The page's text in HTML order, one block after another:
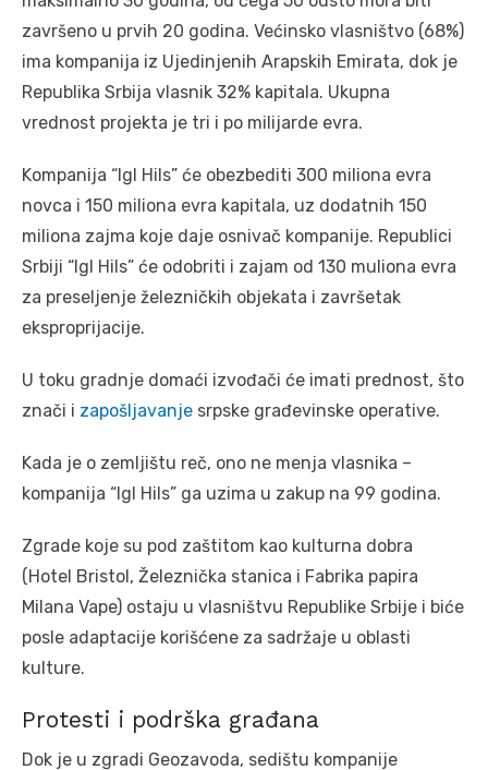
završeno u prvih 20 godina. Većinsko vlasništvo (68%)
ima kompanija iz Ujedinjenih Arapskih Emirata, dok je
Republika Srbija vlasnik 32% kapitala. Ukupna
vrednost projekta je tri i po milijarde evra.
Kompanija “Igl Hils” će obezbediti 300 miliona evra
novca i 150 miliona evra kapitala, uz dodatnih 150
miliona zajma koje daje osnivač kompanije. Republici
Srbiji “Igl Hils” će odobriti i zajam od 130 muliona evra
za preseljenje železničkih objekata i završetak
eksproprijacije.
U toku gradnje domaći izvođači će imati prednost, što
znači i zapošljavanje srpske građevinske operative.
Kada je o zemljištu reč, ono ne menja vlasnika –
kompanija “Igl Hils” ga uzima u zakup na 99 godina.
Zgrade koje su pod zaštitom kao kulturna dobra
(Hotel Bristol, Železnička stanica i Fabrika papira
Milana Vape) ostaju u vlasništvu Republike Srbije i biće
posle adaptacije korišćene za sadržaje u oblasti
kulture.
Protesti i podrška građana
Dok je u zgradi Geozavoda, sedištu kompanije